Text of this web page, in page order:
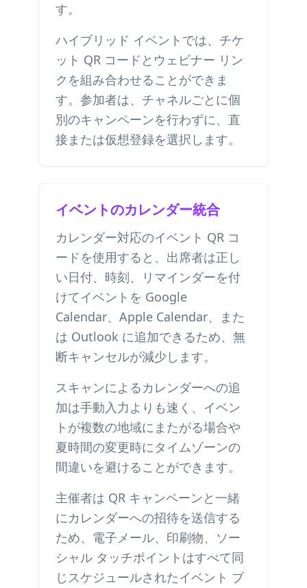
す。
ハイブリッド イベントでは、チケ
ット QR コードとウェビナー リン
クを組み合わせることができま
す。参加者は、チャネルごとに個
別のキャンペーンを行わずに、直
接または仮想登録を選択します。
イベントのカレンダー統合
カレンダー対応のイベント QR コ
ードを使用すると、出席者は正し
い日付、時刻、リマインダーを付
けてイベントを Google
Calendar、Apple Calendar、また
は Outlook に追加できるため、無
断キャンセルが減少します。
スキャンによるカレンダーへの追
加は手動入力よりも速く、イベン
トが複数の地域にまたがる場合や
夏時間の変更時にタイムゾーンの
間違いを避けることができます。
主催者は QR キャンペーンと一緒
にカレンダーへの招待を送信する
ため、電子メール、印刷物、ソー
シャル タッチポイントはすべて同
じスケジュールされたイベント ブ